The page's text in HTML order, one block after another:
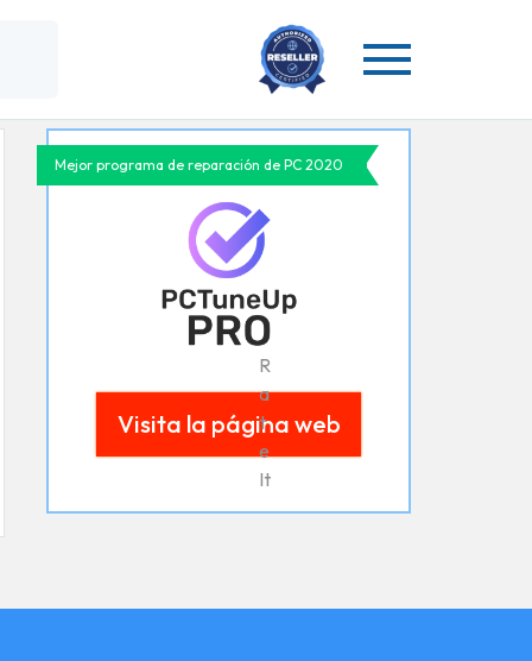
Mejor programa de reparación de PC 2020
R
a
t
e
It
Visita la página web